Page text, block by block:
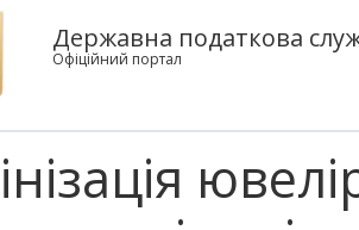
Державна податкова
Офіційний портал